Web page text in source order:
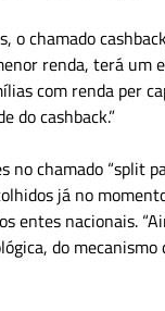
o chamado
renda, terá um
com renda per
do cashback.”
chamado “split
já no
entes nacionais.
do